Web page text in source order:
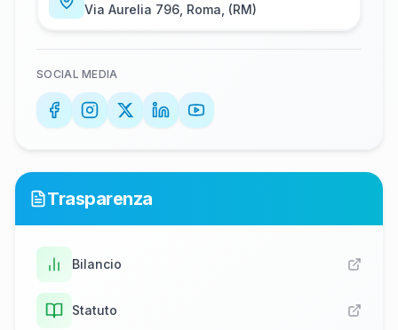
Via Aurelia 796, Roma, (RM)
SOCIAL MEDIA
Trasparenza
Bilancio
Statuto